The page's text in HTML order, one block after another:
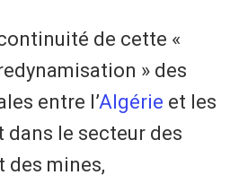
de cette «
» des
entre l’Algérie et les
dans le secteur des
des mines,